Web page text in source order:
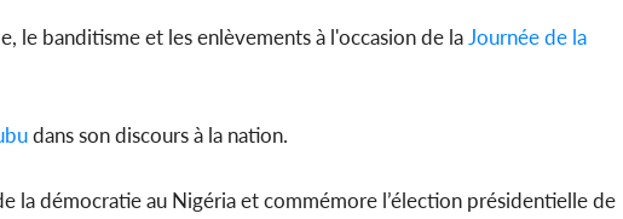
le banditisme et les enlèvements à l'occasion de laJournée de la
dans son discours à la nation.
la démocratie au Nigéria et commémore l’élection présidentielle de